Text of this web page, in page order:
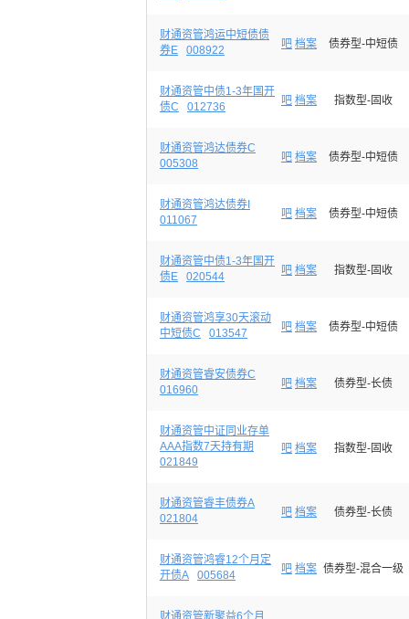
财通资管鸿运中短债债
券E
008922 吧 档案 债券型-中短债
财通资管中债1-3年国开
债C
012736 吧 档案 指数型-固收
财通资管鸿达债券C
005308
吧 档案 债券型-中短债
财通资管鸿达债券I
011067
吧 档案 债券型-中短债
财通资管中债1-3年国开
债E
020544 吧 档案 指数型-固收
财通资管鸿享30天滚动
中短债C
013547 吧 档案 债券型-中短债
财通资管睿安债券C
016960
吧 档案 债券型-长债
财通资管中证同业存单
AAA指数7天持有期
021849
吧 档案 指数型-固收
财通资管睿丰债券A
021804
吧 档案 债券型-长债
财通资管鸿睿12个月定
开债A
005684 吧 档案 债券型-混合一级
财通资管新聚益6个月